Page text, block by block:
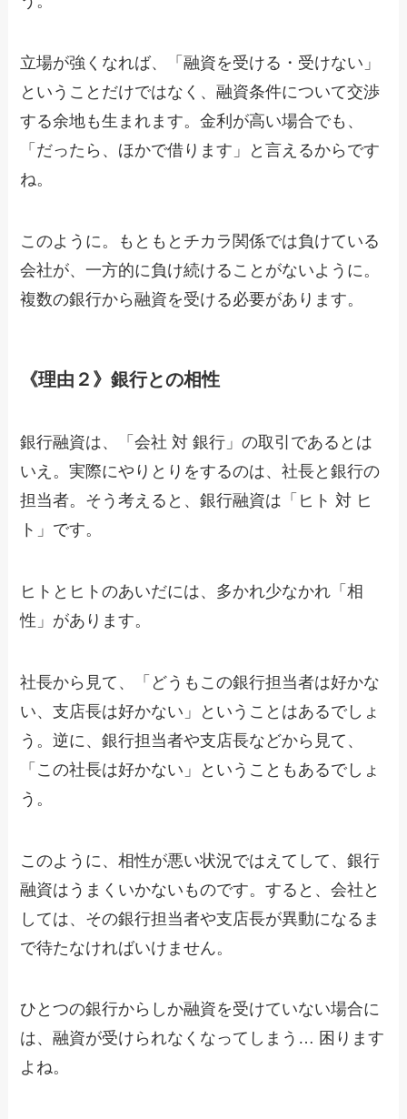
立場が強くなれば、「融資を受ける・受けない」
ということだけではなく、融資条件について交渉
する余地も生まれます。金利が高い場合でも、
「だったら、ほかで借ります」と言えるからです
ね。
このように。もともとチカラ関係では負けている
会社が、一方的に負け続けることがないように。
複数の銀行から融資を受ける必要があります。
《理由２》銀行との相性
銀行融資は、「会社 対 銀行」の取引であるとは
いえ。実際にやりとりをするのは、社長と銀行の
担当者。そう考えると、銀行融資は「ヒト 対 ヒ
ト」です。
ヒトとヒトのあいだには、多かれ少なかれ「相
性」があります。
社長から見て、「どうもこの銀行担当者は好かな
い、支店長は好かない」ということはあるでしょ
う。逆に、銀行担当者や支店長などから見て、
「この社長は好かない」ということもあるでしょ
う。
このように、相性が悪い状況ではえてして、銀行
融資はうまくいかないものです。すると、会社と
しては、その銀行担当者や支店長が異動になるま
で待たなければいけません。
ひとつの銀行からしか融資を受けていない場合に
は、融資が受けられなくなってしまう… 困ります
よね。